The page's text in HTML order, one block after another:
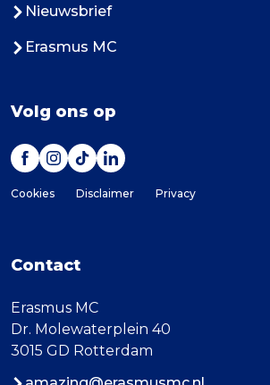
Nieuwsbrief
Erasmus MC
Volg ons op
Cookies Disclaimer Privacy
Contact
Erasmus MC
Dr. Molewaterplein 40
3015 GD Rotterdam